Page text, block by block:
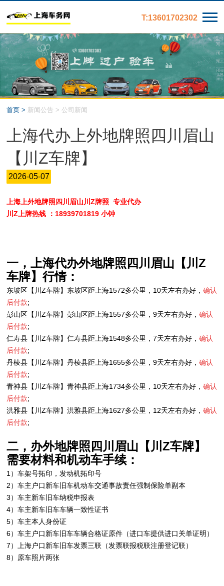
T:13601702302
首页 > 新闻公告 > 公司新闻
上海代办上外地牌照四川眉山
【川Z车牌】
2026-05-07
上海上外地牌照四川眉山川Z牌照 专业代办
川Z上牌热线 ：18939701819 小钟
一，上海代办外地牌照四川眉山【川Z
车牌】行情：
东坡区【川Z车牌】东坡区距上海1572多公里，10天左右办好，确认
后付款;
彭山区【川Z车牌】彭山区距上海1557多公里，9天左右办好，确认
后付款;
仁寿县【川Z车牌】仁寿县距上海1548多公里，7天左右办好，确认
后付款;
丹棱县【川Z车牌】丹棱县距上海1655多公里，9天左右办好，确认
后付款;
青神县【川Z车牌】青神县距上海1734多公里，10天左右办好，确认
后付款;
洪雅县【川Z车牌】洪雅县距上海1627多公里，12天左右办好，确认
后付款;
二，办外地牌照四川眉山【川Z车牌】
需要材料和机动车手续：
1）车架号拓印，发动机拓印号
2）车主户口新车旧车机动车交通事故责任强制保险单副本
3）车主新车旧车纳税申报表
4）车主新车旧车车辆一致性证书
5）车主本人身份证
6）车主户口新车旧车车辆合格证原件（进口车提供进口关单证明）
7）上海户口新车旧车发票三联（发票联报税联注册登记联）
8）原车照片两张